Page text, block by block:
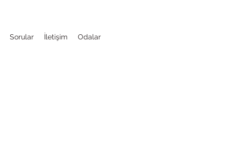
Sorular İletişim Odalar